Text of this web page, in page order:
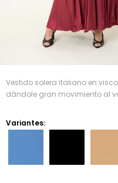
Vestido solera italiano en
dándole gran movimiento al
Variantes: